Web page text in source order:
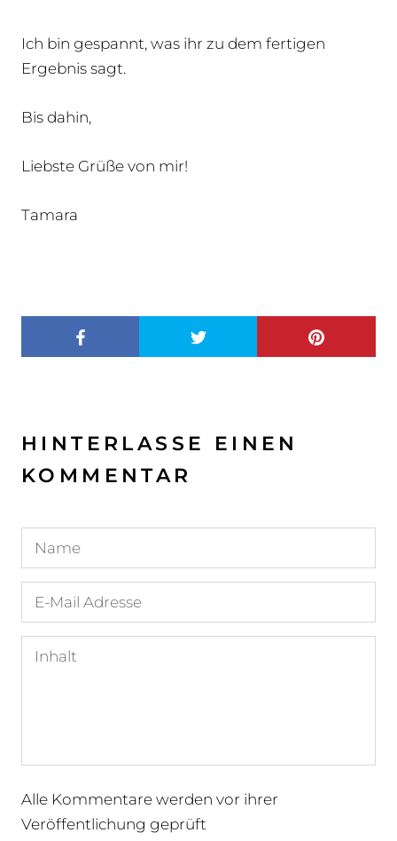
Ich bin gespannt, was ihr zu dem fertigen
Ergebnis sagt.
Bis dahin,
Liebste Grüße von mir!
Tamara
HINTERLASSE EINEN
KOMMENTAR
Alle Kommentare werden vor ihrer
Veröffentlichung geprüft